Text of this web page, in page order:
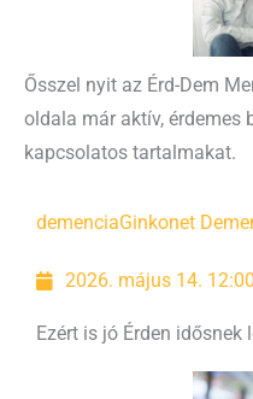
Ősszel nyit az Érd-Dem
oldala már aktív, érdemes
kapcsolatos tartalmakat.
demenciaGinkonet
2026. május 14. 12:00
Ezért is jó Érden idősnek